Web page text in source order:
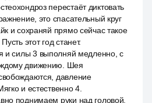
перестаёт диктовать
это спасательный круг
и сохраняй прямо сейчас такое
этот год станет.
и силы 3 выполняй медленно, с
движению. Шея
давление
и естественно 4.
поднимаем руки над головой.